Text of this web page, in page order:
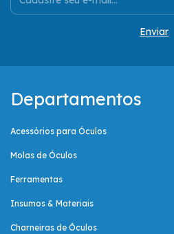
Departamentos
Acessórios para Óculos
Molas de Óculos
Ferramentas
Insumos & Materiais
Charneiras de Óculos